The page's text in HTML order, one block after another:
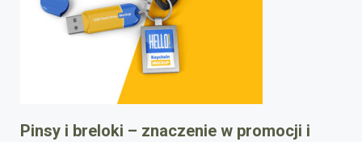
Pinsy i breloki – znaczenie w promocji i